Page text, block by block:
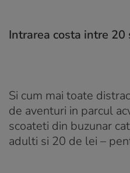
Intrarea costa intre 20
Si cum mai toate
de aventuri in parcul
scoateti din buzunar
adulti si 20 de lei –